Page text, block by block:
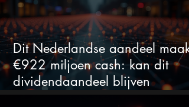
Dit Nederlandse aandeel maakt
€922 miljoen cash: kan dit
dividendaandeel blijven
verhogen?